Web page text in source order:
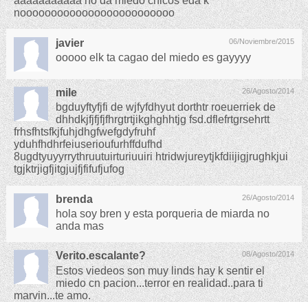
nooooooooooooooooooooooooo
06/Noviembre/2015
javier
ooooo elk ta cagao del miedo es gayyyy
26/Agosto/2014
mile
bgduyftyfjfi de wjfyfdhyut dorthtr roeuerriek de
dhhdkjfjfjfjfhrgtrtjikghghhtjg fsd.dflefrtgrsehrtt
frhsfhtsfkjfuhjdhgfwefgdyfruhf
yduhfhdhrfeiuserioufurhffdufhd
8ugdtyuyyrrythruutuirturiuuiri htridwjureytjkfdiijigjrughkjui
tgjktrjigfjitgjujfjfifufjufog
26/Agosto/2014
brenda
hola soy bren y esta porqueria de miarda no
anda mas
08/Agosto/2014
Verito.escalante?
Estos viedeos son muy linds hay k sentir el
miedo cn pacion...terror en realidad..para ti
marvin...te amo.